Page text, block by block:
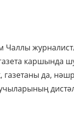
Чаллы
каршында
да,